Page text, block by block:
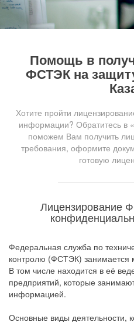
Помощь в
ФСТЭК на
Хотите пройти
информации? Обратитесь в
поможем Вам получить
требования, оформите
готовую
Лицензирование
Федеральная служба по
контролю (ФСТЭК)
В том числе находится в её
предприятий, которые
информацией.
Основные виды деятельности,